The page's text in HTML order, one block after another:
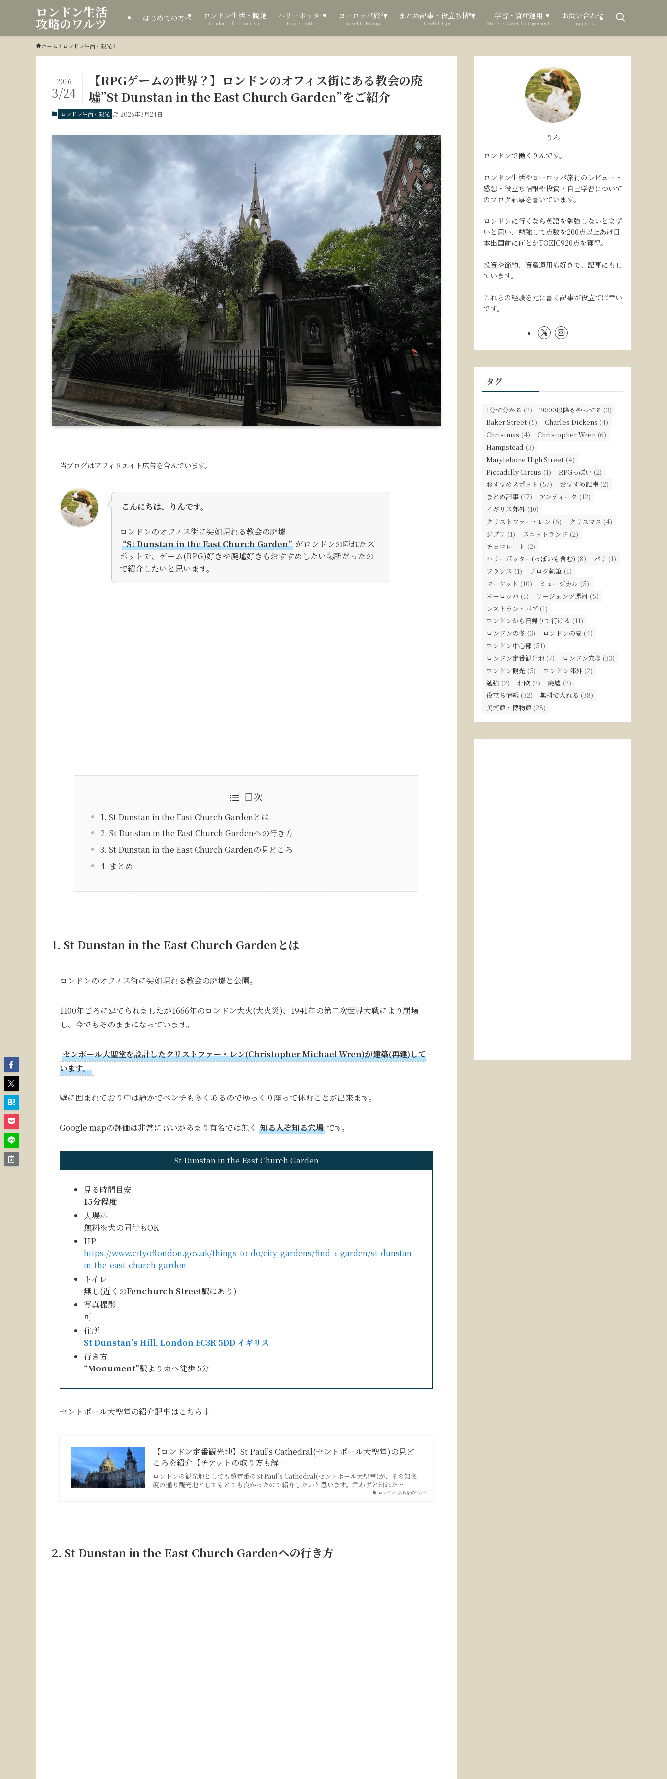
ロンドン生活
攻略のワルツ はじめての方へ ロンドン生活・観光
London Life / Tourism
ハリーポッター
Harry Potter
ヨーロッパ旅行
Travel to Europe
まとめ記事・役立ち情報
Useful Tips
学習・資産運用
Study・Asset Management
お問い合わせ
Inquiries
ホーム ロンドン生活・観光
【RPGゲームの世界？】ロンドンのオフィス街にある教会の廃
墟”St Dunstan in the East Church Garden”をご紹介
2026
3/24
ロンドン生活・観光 2026年3月24日
当ブログはアフィリエイト広告を含んでいます。
こんにちは、りんです。
ロンドンのオフィス街に突如現れる教会の廃墟
“St Dunstan in the East Church Garden” がロンドンの隠れたス
ポットで、ゲーム(RPG)好きや廃墟好きもおすすめしたい場所だったの
で紹介したいと思います。
目次
1. St Dunstan in the East Church Gardenとは
2. St Dunstan in the East Church Gardenへの行き方
3. St Dunstan in the East Church Gardenの見どころ
4. まとめ
1. St Dunstan in the East Church Garden とは
ロンドンのオフィス街に突如現れる教会の廃墟と公園。
1100年ごろに建てられましたが1666年のロンドン大火(大火災)、1941年の第二次世界大戦により崩壊
し、今でもそのままになっています。
センポール大聖堂を設計したクリストファー・レン(Christopher Michael Wren)が建築(再建)して
います。
壁に囲まれており中は静かでベンチも多くあるのでゆっくり座って休むことが出来ます。
Google mapの評価は非常に高いがあまり有名では無く 知る人ぞ知る穴場 です。
St Dunstan in the East Church Garden
見る時間目安
15分程度
入場料
無料※犬の同行もOK
HP
https://www.cityoflondon.gov.uk/things-to-do/city-gardens/find-a-garden/st-dunstan-
in-the-east-church-garden
トイレ
無し(近くのFenchurch Street駅にあり)
写真撮影
可
住所
St Dunstan’s Hill, London EC3R 5DD イギリス
行き方
“Monument”駅より東へ徒歩 5分
セントポール大聖堂の紹介記事はこちら↓
ロンドン生活 攻略のワルツ
【ロンドン定番観光地】St Paul’s Cathedral(セントポール大聖堂)の見ど
ころを紹介【チケットの取り方も解…
ロンドンの観光地としても超定番のSt Paul’s Cathedral(セントポール大聖堂)が、その知名
度の通り観光地としてもとても良かったので紹介したいと思います。言わずと知れた…
2. St Dunstan in the East Church Gardenへの行き方
りん
ロンドンで働くりんです。
ロンドン生活やヨーロッパ旅行のレビュー・
感想・役立ち情報や投資・自己学習について
のブログ記事を書いています。
ロンドンに行くなら英語を勉強しないとまず
いと思い、勉強して点数を200点以上あげ日
本出国前に何とかTOEIC920点を獲得。
投資や節約、資産運用も好きで、記事にもし
ています。
これらの経験を元に書く記事が役立てば幸い
です。
タグ
1分で分かる (2) 20:00以降もやってる (3)
Baker Street (5) Charles Dickens (4)
Christmas (4) Christopher Wren (6)
Hampstead (3)
Marylebone High Street (4)
Piccadilly Circus (1) RPGっぽい (2)
おすすめスポット (57) おすすめ記事 (2)
まとめ記事 (17) アンティーク (12)
イギリス郊外 (10)
クリストファー・レン (6) クリスマス (4)
ジブリ (1) スコットランド (2)
チョコレート (2)
ハリーポッター(っぽいも含む) (8) パリ (1)
フランス (1) ブログ執筆 (1)
マーケット (10) ミュージカル (5)
ヨーロッパ (1) リージェンツ運河 (5)
レストラン・パブ (1)
ロンドンから日帰りで行ける (11)
ロンドンの冬 (3) ロンドンの夏 (4)
ロンドン中心部 (51)
ロンドン定番観光地 (7) ロンドン穴場 (33)
ロンドン観光 (5) ロンドン郊外 (2)
勉強 (2) 北欧 (2) 廃墟 (2)
役立ち情報 (32) 無料で入れる (38)
美術館・博物館 (28)